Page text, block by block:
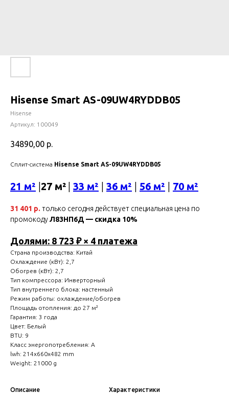
Hisense Smart AS-09UW4RYDDB05
Hisense
Артикул: 100049
34890,00 р.
Сплит-система Hisense Smart AS-09UW4RYDDB05
21 м² 27 м² 33 м² 36 м² 56 м² 70 м²
31 401 р. только сегодня действует специальная цена по
промокодуЛ83НП6Д — скидка 10%
Долями: 8 723 ₽ × 4 платежа
Страна производства: Китай
Охлаждение (кВт): 2,7
Обогрев (кВт): 2,7
Тип компрессора: Инверторный
Тип внутреннего блока: настенный
Режим работы: охлаждение/обогрев
Площадь отопления: до 27 м²
Гарантия: 3 года
Цвет: Белый
BTU: 9
Класс энергопотребления: A
lwh: 214x660x482 mm
Weight: 21000 g
Описание Характеристики